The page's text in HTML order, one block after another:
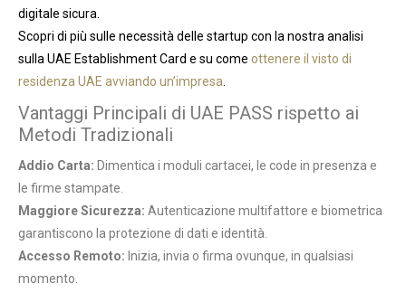
digitale sicura.
Scopri di più sulle necessità delle startup con la nostra analisi
sulla UAE Establishment Card e su come ottenere il visto di
residenza UAE avviando un’impresa.
Vantaggi Principali di UAE PASS rispetto ai
Metodi Tradizionali
Addio Carta: Dimentica i moduli cartacei, le code in presenza e
le firme stampate.
Maggiore Sicurezza: Autenticazione multifattore e biometrica
garantiscono la protezione di dati e identità.
Accesso Remoto: Inizia, invia o firma ovunque, in qualsiasi
momento.